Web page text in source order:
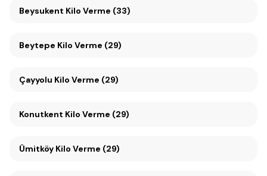
Beysukent Kilo Verme (33)
Beytepe Kilo Verme (29)
Çayyolu Kilo Verme (29)
Konutkent Kilo Verme (29)
Ümitköy Kilo Verme (29)